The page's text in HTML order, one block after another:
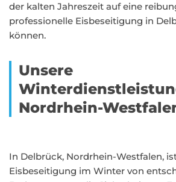
der kalten Jahreszeit auf eine
professionelle Eisbeseitigung in
können.
Unsere
Nordrhein-
In Delbrück, Nordrhein-Westfalen,
Eisbeseitigung im Winter von